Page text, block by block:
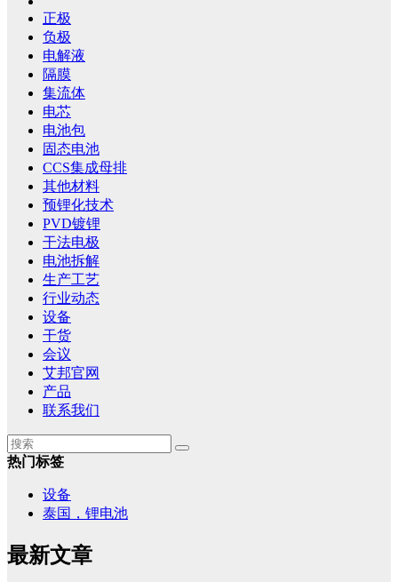
正极
负极
电解液
隔膜
集流体
电芯
电池包
固态电池
CCS集成母排
其他材料
预锂化技术
PVD镀锂
干法电极
电池拆解
生产工艺
行业动态
设备
干货
会议
艾邦官网
产品
联系我们
热门标签
设备
泰国，锂电池
最新文章